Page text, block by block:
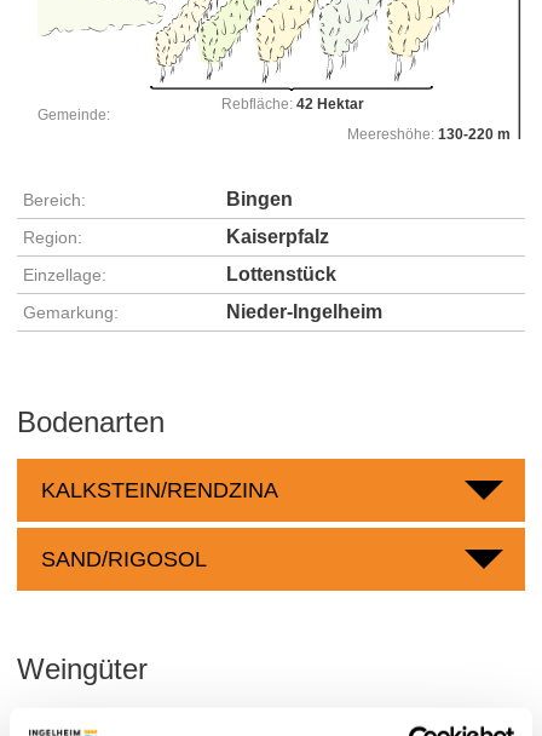
Rebfläche:42 Hektar
Gemeinde:
Meereshöhe: 130-220 m
Bereich: Bingen
Region: Kaiserpfalz
Einzellage: Lottenstück
Gemarkung: Nieder-Ingelheim
Bodenarten
KALKSTEIN/RENDZINA
SAND/RIGOSOL
Weingüter